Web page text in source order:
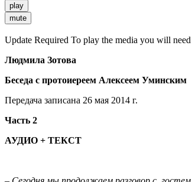
play
mute
Update Required To play the media you will
Людмила Зотова
Беседа с протоиереем Алексеем Уминским
Передача записана 26 мая 2014 г.
Часть 2
АУДИО + ТЕКСТ